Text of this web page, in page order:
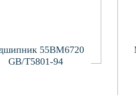
55BM6720
GB/T5801-94
Подробнее